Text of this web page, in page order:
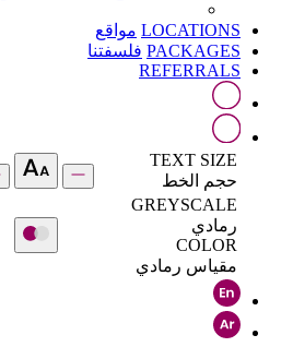
LOCATIONS مواقع
PACKAGES فلسفتنا
REFERRALS
TEXT SIZE
حجم الخط
GREYSCALE
رمادي
COLOR
مقياس رمادي